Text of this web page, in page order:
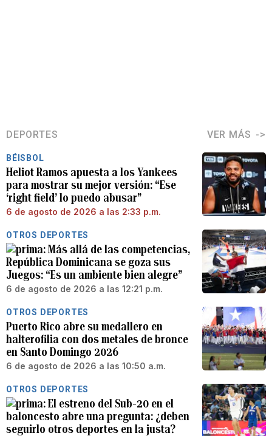
DEPORTES VER MÁS
BÉISBOL
Heliot Ramos apuesta a los Yankees
para mostrar su mejor versión: “Ese
‘right field’ lo puedo abusar”
6 de agosto de 2026 a las 2:33 p.m.
OTROS DEPORTES
Más allá de las competencias,
República Dominicana se goza sus
Juegos: “Es un ambiente bien alegre”
6 de agosto de 2026 a las 12:21 p.m.
OTROS DEPORTES
Puerto Rico abre su medallero en
halterofilia con dos metales de bronce
en Santo Domingo 2026
6 de agosto de 2026 a las 10:50 a.m.
OTROS DEPORTES
El estreno del Sub-20 en el
baloncesto abre una pregunta: ¿deben
seguirlo otros deportes en la justa?